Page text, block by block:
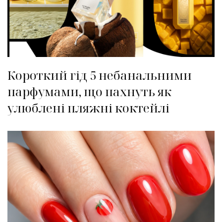
Короткий гід 5 небанальними
парфумами, що пахнуть як
улюблені пляжні коктейлі